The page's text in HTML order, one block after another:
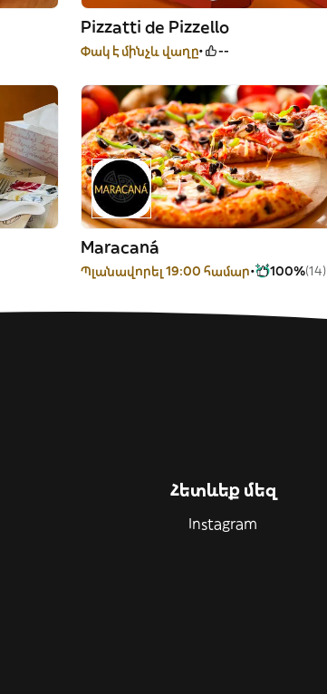
Pizzatti de Pizzello
Փակ է մինչև վաղը --
Maracaná
Պլանավորել 19:00 համար 100%(14)
Հետևեք մեզ
Instagram